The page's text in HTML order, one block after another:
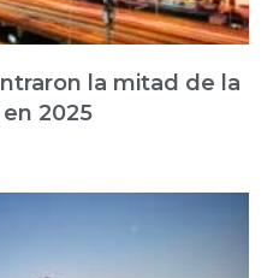
la mitad de la
2025